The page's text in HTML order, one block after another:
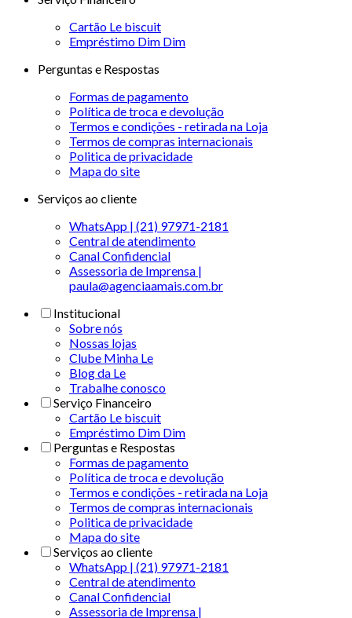
Cartão Le biscuit
Empréstimo Dim Dim
Perguntas e Respostas
Formas de pagamento
Política de troca e devolução
Termos e condições - retirada na Loja
Termos de compras internacionais
Politica de privacidade
Mapa do site
Serviços ao cliente
WhatsApp | (21) 97971-2181
Central de atendimento
Canal Confidencial
Assessoria de Imprensa |
paula@agenciaamais.com.br
Institucional
Sobre nós
Nossas lojas
Clube Minha Le
Blog da Le
Trabalhe conosco
Serviço Financeiro
Cartão Le biscuit
Empréstimo Dim Dim
Perguntas e Respostas
Formas de pagamento
Política de troca e devolução
Termos e condições - retirada na Loja
Termos de compras internacionais
Politica de privacidade
Mapa do site
Serviços ao cliente
WhatsApp | (21) 97971-2181
Central de atendimento
Canal Confidencial
Assessoria de Imprensa |